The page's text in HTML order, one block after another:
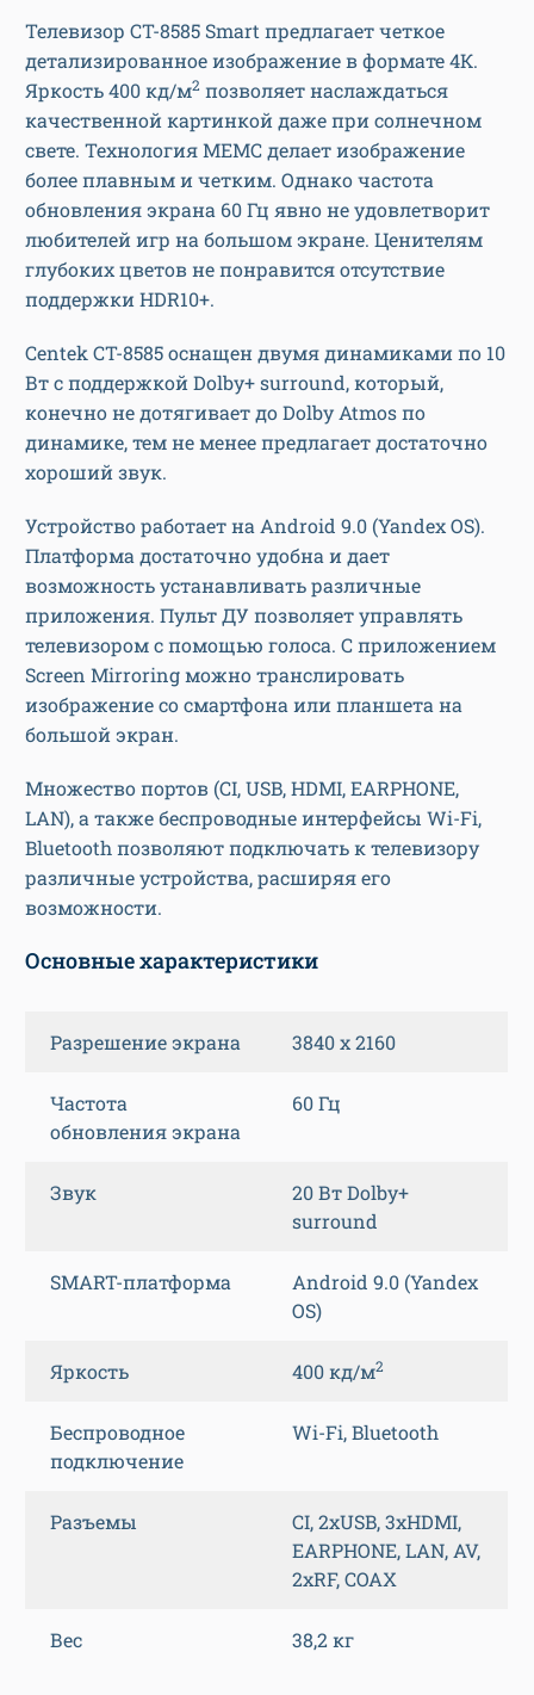
Телевизор CT-8585 Smart предлагает четкое
детализированное изображение в формате 4К.
Яркость 400 кд/м2 позволяет наслаждаться
качественной картинкой даже при солнечном
свете. Технология MEMC делает изображение
более плавным и четким. Однако частота
обновления экрана 60 Гц явно не удовлетворит
любителей игр на большом экране. Ценителям
глубоких цветов не понравится отсутствие
поддержки HDR10+.
Centek CT-8585 оснащен двумя динамиками по 10
Вт с поддержкой Dolby+ surround, который,
конечно не дотягивает до Dolby Atmos по
динамике, тем не менее предлагает достаточно
хороший звук.
Устройство работает на Android 9.0 (Yandex OS).
Платформа достаточно удобна и дает
возможность устанавливать различные
приложения. Пульт ДУ позволяет управлять
телевизором с помощью голоса. С приложением
Screen Mirroring можно транслировать
изображение со смартфона или планшета на
большой экран.
Множество портов (CI, USB, HDMI, EARPHONE,
LAN), а также беспроводные интерфейсы Wi-Fi,
Bluetooth позволяют подключать к телевизору
различные устройства, расширяя его
возможности.
Основные характеристики
Разрешение экрана 3840 x 2160
Частота
обновления экрана
60 Гц
Звук
20 Вт Dolby+
surround
SMART-платформа
Android 9.0 (Yandex
OS)
Яркость 400 кд/м2
Беспроводное
подключение
Wi-Fi, Bluetooth
Разъемы
CI, 2xUSB, 3xHDMI,
EARPHONE, LAN, AV,
2xRF, COAX
Вес 38,2 кг